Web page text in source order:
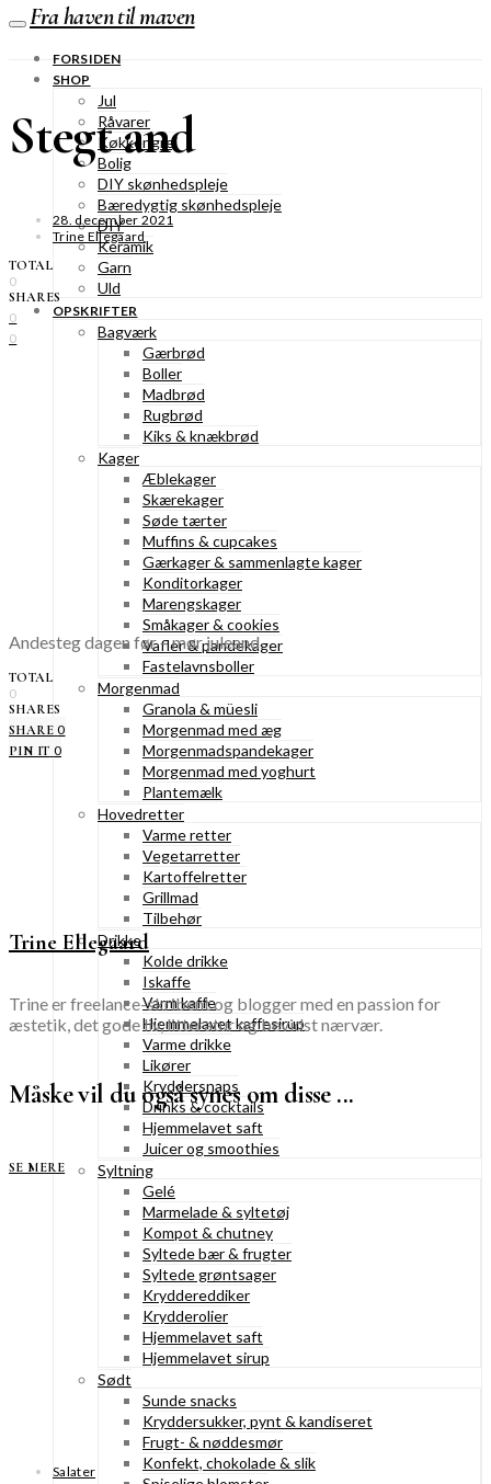
Fra haven til maven
FORSIDEN
SHOP
Jul
Råvarer
Køkkengrej
Bolig
DIY skønhedspleje
Bæredygtig skønhedspleje
DIY
Keramik
Garn
Uld
OPSKRIFTER
Bagværk
Gærbrød
Boller
Madbrød
Rugbrød
Kiks & knækbrød
Kager
Æblekager
Skærekager
Søde tærter
Muffins & cupcakes
Gærkager & sammenlagte kager
Konditorkager
Marengskager
Småkager & cookies
Vafler & pandekager
Fastelavnsboller
Morgenmad
Granola & müesli
Morgenmad med æg
Morgenmadspandekager
Morgenmad med yoghurt
Plantemælk
Hovedretter
Varme retter
Vegetarretter
Kartoffelretter
Grillmad
Tilbehør
Drikke
Kolde drikke
Iskaffe
Varm kaffe
Hjemmelavet kaffesirup
Varme drikke
Likører
Kryddersnaps
Drinks & cocktails
Hjemmelavet saft
Juicer og smoothies
Syltning
Gelé
Marmelade & syltetøj
Kompot & chutney
Syltede bær & frugter
Syltede grøntsager
Kryddereddiker
Krydderolier
Hjemmelavet saft
Hjemmelavet sirup
Sødt
Sunde snacks
Kryddersukker, pynt & kandiseret
Frugt- & nøddesmør
Konfekt, chokolade & slik
Stegt and
28. december 2021
Trine Ellegaard
TOTAL
0
SHARES
0
0
Andesteg dagen før – mør juleand
TOTAL
0
SHARES
SHARE 0
PIN IT 0
Trine Ellegaard
Trine er freelance-skribent og blogger med en passion for
æstetik, det gode liv, litteratur og bevidst nærvær.
Måske vil du også synes om disse ...
SE MERE
Salater